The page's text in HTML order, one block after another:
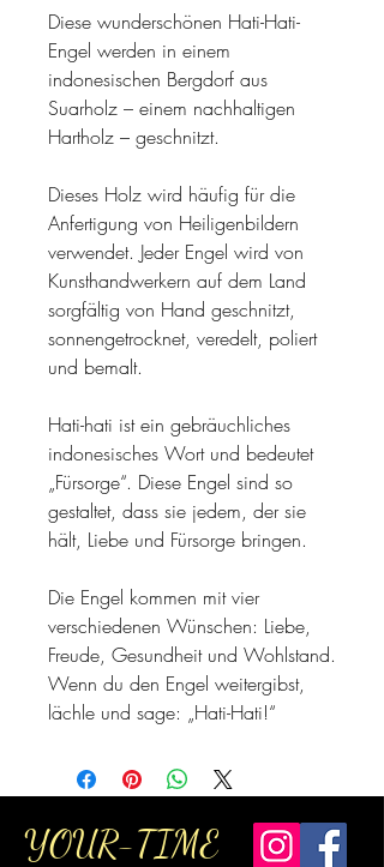
Diese wunderschönen Hati-Hati-
Engel werden in einem
indonesischen Bergdorf aus
Suarholz – einem nachhaltigen
Hartholz – geschnitzt.
Dieses Holz wird häufig für die
Anfertigung von Heiligenbildern
verwendet. Jeder Engel wird von
Kunsthandwerkern auf dem Land
sorgfältig von Hand geschnitzt,
sonnengetrocknet, veredelt, poliert
und bemalt.
Hati-hati ist ein gebräuchliches
indonesisches Wort und bedeutet
„Fürsorge“. Diese Engel sind so
gestaltet, dass sie jedem, der sie
hält, Liebe und Fürsorge bringen.
Die Engel kommen mit vier
verschiedenen Wünschen: Liebe,
Freude, Gesundheit und Wohlstand.
Wenn du den Engel weitergibst,
lächle und sage: „Hati-Hati!“
YOUR-TIME